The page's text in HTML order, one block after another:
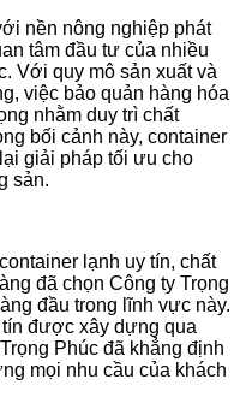
nền nông nghiệp phát
tâm đầu tư của nhiều
Với quy mô sản xuất và
việc bảo quản hàng hóa
nhằm duy trì chất
bối cảnh này, container
giải pháp tối ưu cho
sản.
lạnh uy tín, chất
đã chọn Công ty Trọng
đầu trong lĩnh vực này.
được xây dựng qua
Phúc đã khẳng định
mọi nhu cầu của khách